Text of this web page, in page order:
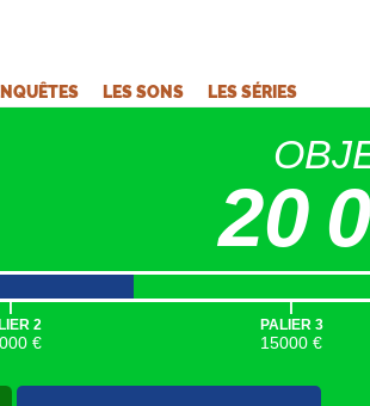
LES SONS LES SÉRIES
20
|
2
€
|
PALIER 3
15000 €